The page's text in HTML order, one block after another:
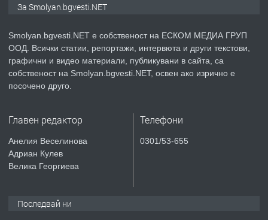
преди 2 години
ПРЕДЛАГА КЪЩА В МАРОНЯ
ТЪРСИ
За Smolyan.bgvesti.NET
Smolyan.bgvesti.NET е собственост на ЕСКОМ МЕДИА ГРУП
ООД. Всички статии, репортажи, интервюта и други текстови,
графични и видео материали, публикувани в сайта, са
собственост на Smolyan.bgvesti.NET, освен ако изрично е
посочено друго.
Главен редактор
Анелия Веселинова
Адриан Кулев
Велика Георгиева
Телефони
0301/53-655
Последвай ни